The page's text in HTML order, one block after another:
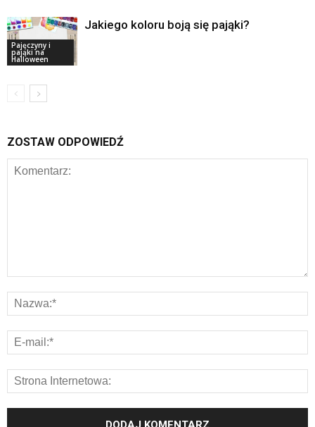
Pajęczyny i
pająki na
Halloween
Jakiego koloru boją się pająki?
ZOSTAW ODPOWIEDŹ